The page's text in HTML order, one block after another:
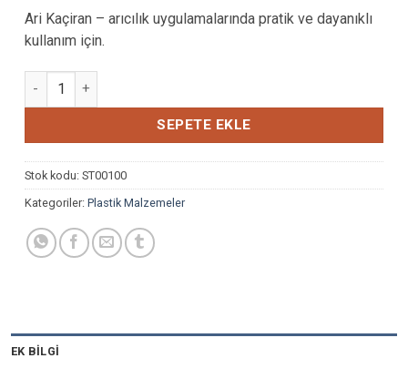
Ari Kaçiran – arıcılık uygulamalarında pratik ve dayanıklı
kullanım için.
ARI KAÇIRAN adet
SEPETE EKLE
Stok kodu: ST00100
Kategoriler: Plastik Malzemeler
EK BILGI